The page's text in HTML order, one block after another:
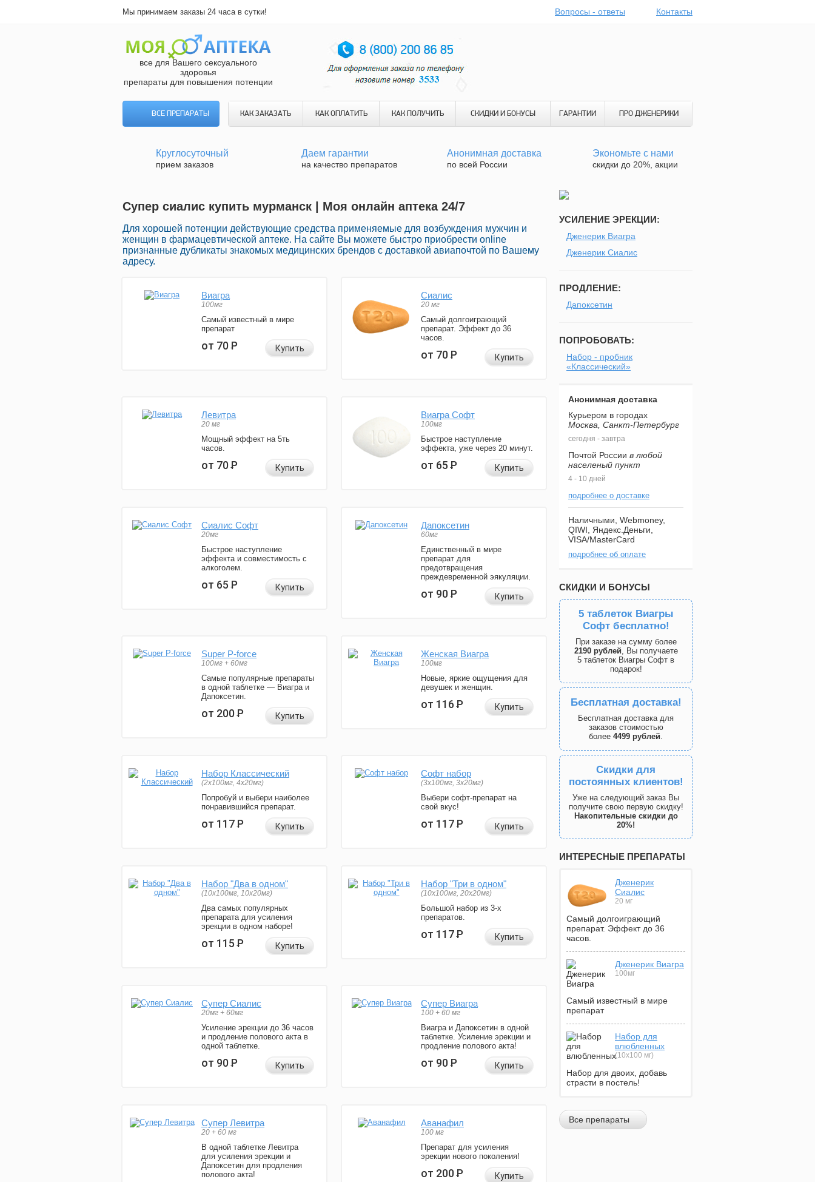
Мы принимаем заказы 24 часа в сутки! Вопросы - ответы Контакты
все для Вашего сексуального
здоровья
препараты для повышения потенции
ВСЕ ПРЕПАРАТЫ КАК ЗАКАЗАТЬ КАК ОПЛАТИТЬ КАК ПОЛУЧИТЬ СКИДКИ И БОНУСЫ ГАРАНТИИ ПРО ДЖЕНЕРИКИ
Круглосуточный
прием заказов
Даем гарантии
на качество препаратов
Анонимная доставка
по всей России
Экономьте с нами
скидки до 20%, акции
Супер сиалис купить мурманск | Моя онлайн аптека 24/7
Для хорошей потенции действующие средства применяемые для возбуждения мужчин и
женщин в фармацевтической аптеке. На сайте Вы можете быстро приобрести online
признанные дубликаты знакомых медицинских брендов с доставкой авиапочтой по Вашему
адресу.
Виагра
100мг
Самый известный в мире
препарат
от 70Р Купить
Сиалис
20 мг
Самый долгоиграющий
препарат. Эффект до 36
часов.
от 70Р Купить
Левитра
20 мг
Мощный эффект на 5ть
часов.
от 70Р Купить
Виагра Софт
100мг
Быстрое наступление
эффекта, уже через 20 минут.
от 65Р Купить
Сиалис Софт
20мг
Быстрое наступление
эффекта и совместимость с
алкоголем.
от 65Р Купить
Дапоксетин
60мг
Единственный в мире
препарат для
предотвращения
преждевременной эякуляции.
от 90Р Купить
Super P-force
100мг + 60мг
Самые популярные препараты
в одной таблетке — Виагра и
Дапоксетин.
от 200Р Купить
Женская Виагра
100мг
Новые, яркие ощущения для
девушек и женщин.
от 116Р Купить
Набор Классический
(2x100мг, 4x20мг)
Попробуй и выбери наиболее
понравившийся препарат.
от 117Р Купить
Софт набор
(3x100мг, 3x20мг)
Выбери софт-препарат на
свой вкус!
от 117Р Купить
Набор "Два в одном"
(10x100мг, 10x20мг)
Два самых популярных
препарата для усиления
эрекции в одном наборе!
от 115Р Купить
Набор "Три в одном"
(10x100мг, 20x20мг)
Большой набор из 3-х
препаратов.
от 117Р Купить
Супер Сиалис
20мг + 60мг
Усиление эрекции до 36 часов
и продление полового акта в
одной таблетке.
от 90Р Купить
Супер Виагра
100 + 60 мг
Виагра и Дапоксетин в одной
таблетке. Усиление эрекции и
продление полового акта!
от 90Р Купить
Супер Левитра
20 + 60 мг
В одной таблетке Левитра
для усиления эрекции и
Дапоксетин для продления
полового акта!
Аванафил
100 мг
Препарат для усиления
эрекции нового поколения!
от 200Р Купить
УСИЛЕНИЕ ЭРЕКЦИИ:
Дженерик Виагра
Дженерик Сиалис
ПРОДЛЕНИЕ:
Дапоксетин
ПОПРОБОВАТЬ:
Набор - пробник
«Классический»
Анонимная доставка
Курьером в городах
Москва, Санкт-Петербург
сегодня - завтра
Почтой России в любой
населеный пункт
4 - 10 дней
подробнее о доставке
Наличными, Webmoney,
QIWI, Яндекс.Деньги,
VISA/MasterCard
подробнее об оплате
СКИДКИ И БОНУСЫ
5 таблеток Виагры
Софт бесплатно!
При заказе на сумму более
2190 рублей, Вы получаете
5 таблеток Виагры Софт в
подарок!
Бесплатная доставка!
Бесплатная доставка для
заказов стоимостью
более 4499 рублей.
Скидки для
постоянных клиентов!
Уже на следующий заказ Вы
получите свою первую скидку!
Накопительные скидки до
20%!
ИНТЕРЕСНЫЕ ПРЕПАРАТЫ
Дженерик
Сиалис
20 мг
Самый долгоиграющий
препарат. Эффект до 36
часов.
Дженерик Виагра
100мг
Самый известный в мире
препарат
Набор для
влюбленных
(10х100 мг)
Набор для двоих, добавь
страсти в постель!
Все препараты